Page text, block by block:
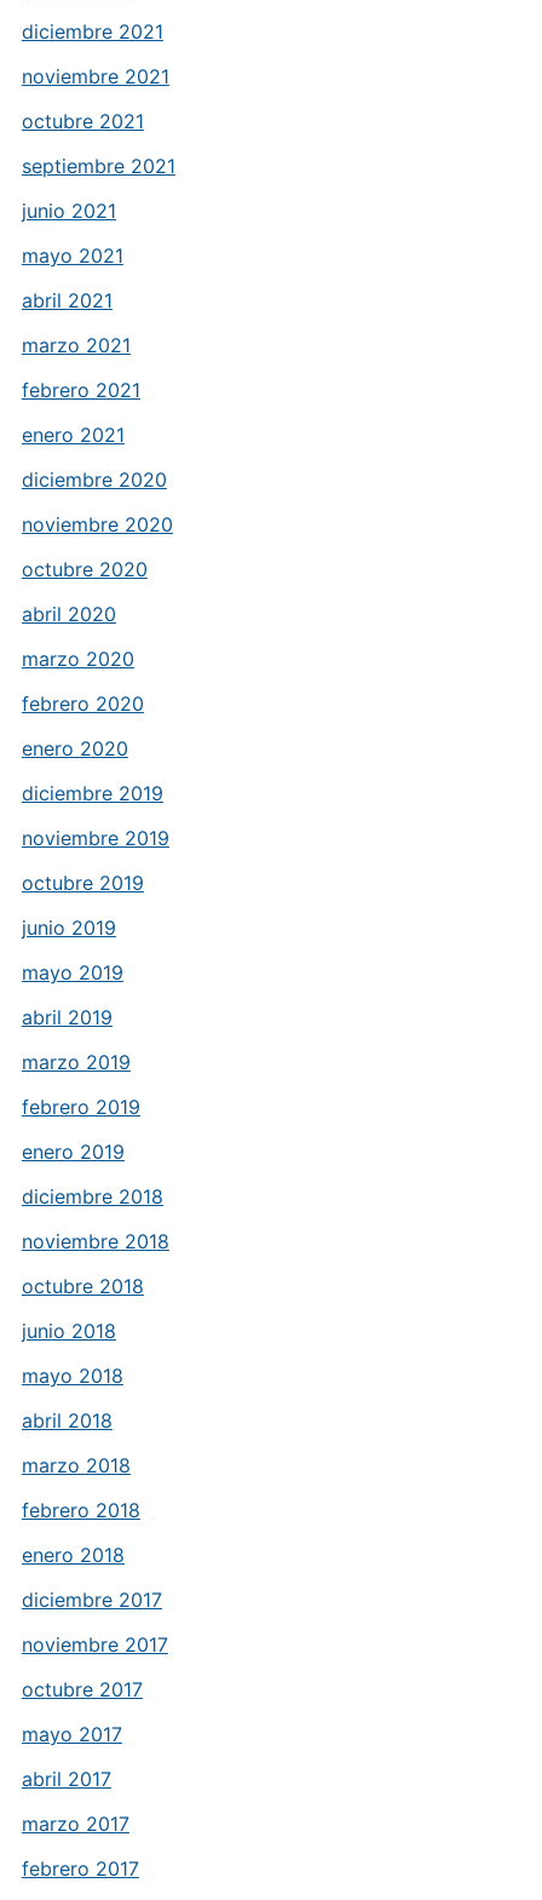
diciembre 2021
noviembre 2021
octubre 2021
septiembre 2021
junio 2021
mayo 2021
abril 2021
marzo 2021
febrero 2021
enero 2021
diciembre 2020
noviembre 2020
octubre 2020
abril 2020
marzo 2020
febrero 2020
enero 2020
diciembre 2019
noviembre 2019
octubre 2019
junio 2019
mayo 2019
abril 2019
marzo 2019
febrero 2019
enero 2019
diciembre 2018
noviembre 2018
octubre 2018
junio 2018
mayo 2018
abril 2018
marzo 2018
febrero 2018
enero 2018
diciembre 2017
noviembre 2017
octubre 2017
mayo 2017
abril 2017
marzo 2017
febrero 2017